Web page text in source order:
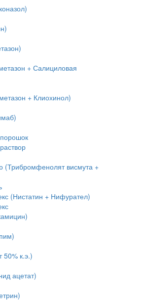
+ Салициловая
+ Клиохинол)
(Трибромфенолят висмута +
(Нистатин + Нифурател)
50% к.э.)
ацетат)